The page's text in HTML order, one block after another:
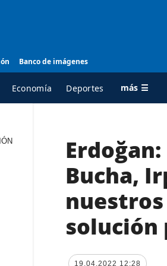
Banco de imágenes
Economía Deportes más ☰
LAS
de
Bucha,
solución
19.04.2022 12:28